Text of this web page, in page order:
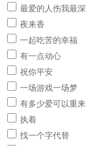
最爱的人伤我最深
夜来香
一起吃苦的幸福
有一点动心
祝你平安
一场游戏一场梦
有多少爱可以重来
执着
找一个字代替